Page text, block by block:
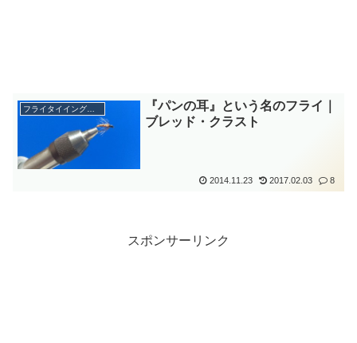
フライタイイング勉強中
『パンの耳』という名のフライ｜
ブレッド・クラスト
2014.11.23 2017.02.03 8
スポンサーリンク